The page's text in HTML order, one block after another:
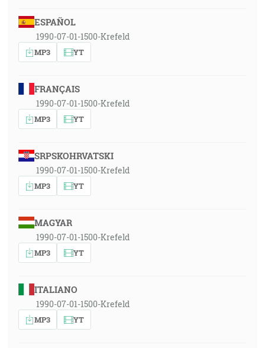
ESPAÑOL
1990-07-01-1500-Krefeld
MP3 YT
FRANÇAIS
1990-07-01-1500-Krefeld
MP3 YT
SRPSKOHRVATSKI
1990-07-01-1500-Krefeld
MP3 YT
MAGYAR
1990-07-01-1500-Krefeld
MP3 YT
ITALIANO
1990-07-01-1500-Krefeld
MP3 YT